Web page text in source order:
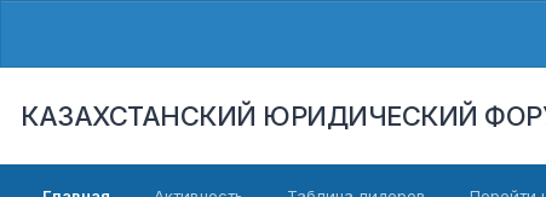
КАЗАХСТАНСКИЙ ЮРИДИЧЕСКИЙ